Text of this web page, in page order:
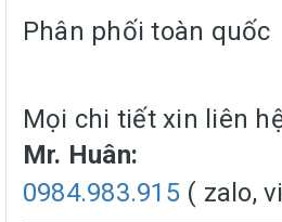
Phân phối toàn quốc
Mọi chi tiết xin liên
Mr. Huân:
0984.983.915( zalo,